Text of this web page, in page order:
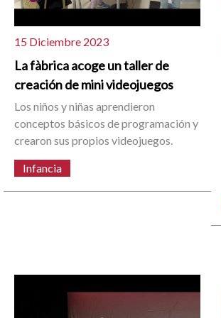
15 Diciembre 2023
La fàbrica acoge un taller de
creación de mini videojuegos
Los niños y niñas aprendieron
conceptos básicos de programación y
crearon sus propios videojuegos.
Infancia